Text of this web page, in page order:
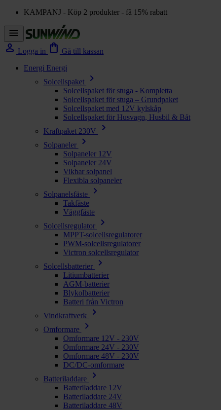
KAMPANJ - Köp 2 produkter - få 15% rabatt
menu
person Logga in shopping_bag Gå till kassan
Energi Energi
Solcellspaket
chevron_right
Solcellspaket för stuga - Kompletta
Solcellspaket för stuga – Grundpaket
Solcellspaket med 12V kylskåp
Solcellspaket för Husvagn, Husbil & Båt
Kraftpaket 230V
chevron_right
Solpaneler chevron_right
Solpaneler 12V
Solpaneler 24V
Vikbar solpanel
Flexibla solpaneler
Solpanelsfäste
chevron_right
Takfäste
Väggfäste
Solcellsregulator
chevron_right
MPPT-solcellsregulatorer
PWM-solcellsregulatorer
Victron solcellsregulator
Solcellsbatterier
chevron_right
Litiumbatterier
AGM-batterier
Blykolbatterier
Batteri från Victron
Vindkraftverk
chevron_right
Omformare chevron_right
Omformare 12V - 230V
Omformare 24V - 230V
Omformare 48V - 230V
DC/DC-omformare
Batteriladdare
chevron_right
Batteriladdare 12V
Batteriladdare 24V
Batteriladdare 48V